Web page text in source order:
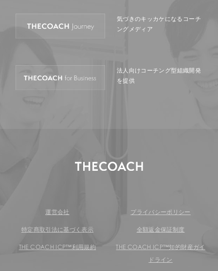
気づきのキッカケになる コーチ
ングメディア
法人向けコーチング型組織開発
を提供
運営会社 プライバシーポリシー
特定商取引法に基づく表示 全額返金保証制度
THE COACH ICP™︎利用規約
THE COACH ICP™︎知的財産ガイ
ドライン